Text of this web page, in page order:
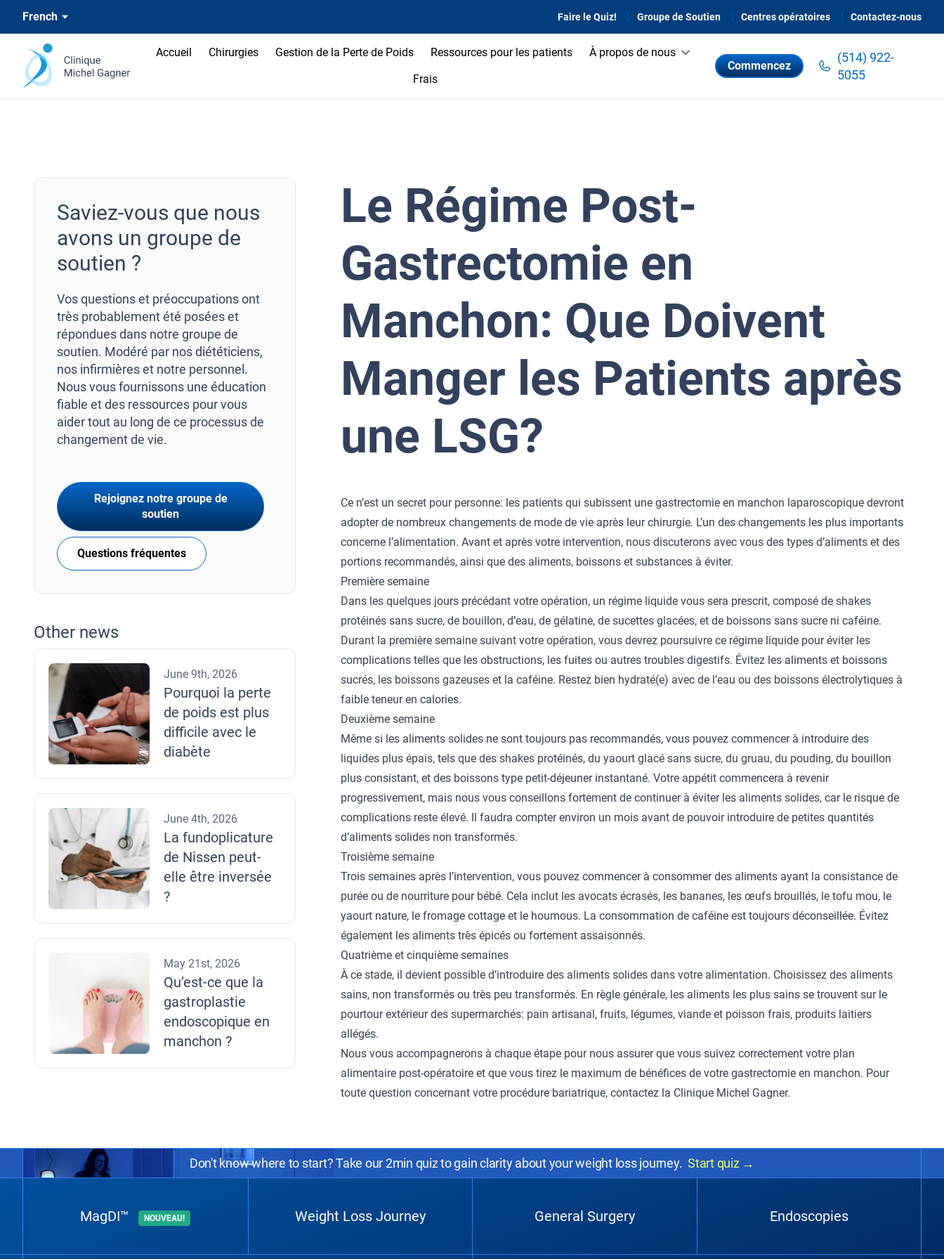
French Faire le Quiz! Groupe de Soutien Centres opératoires Contactez-nous
Accueil Chirurgies Gestion de la Perte de Poids Ressources pour les patients
À propos de nous
Frais
Commencez
(514) 922-
5055
Saviez-vous que nous
avons un groupe de
soutien ?
Vos questions et préoccupations ont
très probablement été posées et
répondues dans notre groupe de
soutien. Modéré par nos diététiciens,
nos infirmières et notre personnel.
Nous vous fournissons une éducation
fiable et des ressources pour vous
aider tout au long de ce processus de
changement de vie.
Rejoignez notre groupe de
soutien
Questions fréquentes
Other news
June 9th, 2026
Pourquoi la perte
de poids est plus
difficile avec le
diabète
June 4th, 2026
La fundoplicature
de Nissen peut-
elle être inversée
?
May 21st, 2026
Qu’est-ce que la
gastroplastie
endoscopique en
manchon ?
Le Régime Post-
Gastrectomie en
Manchon: Que Doivent
Manger les Patients après
une LSG?
Ce n’est un secret pour personne: les patients qui subissent unegastrectomie en manchon laparoscopiquedevront
adopter de nombreux changements de mode de vie après leur chirurgie. L’un des changements les plus importants
concerne l’alimentation. Avant et après votre intervention, nous discuterons avec vous des types d’aliments et des
portions recommandés, ainsi que des aliments, boissons et substances à éviter.
Première semaine
Dans les quelques jours précédant votre opération, un régime liquide vous sera prescrit, composé de shakes
protéinés sans sucre, de bouillon, d’eau, de gélatine, de sucettes glacées, et de boissons sans sucre ni caféine.
Durant la première semaine suivant votre opération, vous devrez poursuivre ce régime liquide pour éviter les
complications telles que les obstructions, les fuites ou autres troubles digestifs. Évitez les aliments et boissons
sucrés, les boissons gazeuses et la caféine. Restez bien hydraté(e) avec de l’eau ou des boissons électrolytiques à
faible teneur en calories.
Deuxième semaine
Même si les aliments solides ne sont toujours pas recommandés, vous pouvez commencer à introduire des
liquides plus épais, tels que des shakes protéinés, du yaourt glacé sans sucre, du gruau, du pouding, du bouillon
plus consistant, et des boissons type petit-déjeuner instantané. Votre appétit commencera à revenir
progressivement, mais nous vous conseillons fortement de continuer à éviter les aliments solides, car le risque de
complications reste élevé. Il faudra compter environ un mois avant de pouvoir introduire de petites quantités
d’aliments solides non transformés.
Troisième semaine
Trois semaines après l’intervention, vous pouvez commencer à consommer des aliments ayant la consistance de
purée ou de nourriture pour bébé. Cela inclut les avocats écrasés, les bananes, les œufs brouillés, le tofu mou, le
yaourt nature, le fromage cottage et le houmous. La consommation de caféine est toujours déconseillée. Évitez
également les aliments très épicés ou fortement assaisonnés.
Quatrième et cinquième semaines
À ce stade, il devient possible d’introduire des aliments solides dans votre alimentation. Choisissez des aliments
sains, non transformés ou très peu transformés. En règle générale, les aliments les plus sains se trouvent sur le
pourtour extérieur des supermarchés: pain artisanal, fruits, légumes, viande et poisson frais, produits laitiers
allégés.
Nous vous accompagnerons à chaque étape pour nous assurer que vous suivez correctement votre plan
alimentaire post-opératoire et que vous tirez le maximum de bénéfices de votre gastrectomie en manchon. Pour
toute question concernant votre procédure bariatrique,contactez la Clinique Michel Gagner.
Don't know where to start? Take our 2min quiz to gain clarity about your weight loss journey. Start quiz →
MagDI™ NOUVEAU! Weight Loss Journey General Surgery Endoscopies